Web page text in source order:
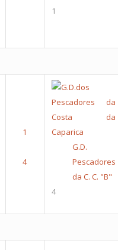
1
G.D.
Pescadores
da C. C. "B"
4